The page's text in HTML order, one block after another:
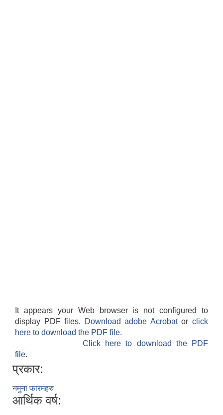
It appears your Web browser is not configured to
display PDF files.
Download adobe Acrobatorclick
here to download the PDF file.
Click here to download the PDF
file.
प्रकार:
नमुना फारमहरु
आर्थिक वर्ष: